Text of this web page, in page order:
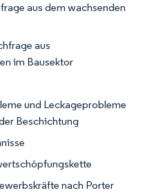
aus dem wachsenden
aus
im Bausektor
und Leckageprobleme
Beschichtung
nach Porter